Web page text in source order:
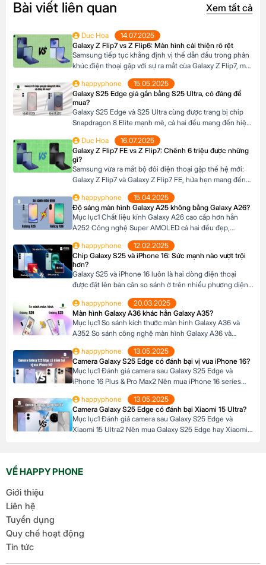
Bài viết liên quan Xem tất cả
Duc Hoa
14.07.2025
Galaxy Z Flip7 vs Z Flip6: Màn hình cải thiện rõ rệt
Samsung tiếp tục khẳng định vị thế dẫn đầu trong phân
khúc điện thoại gập với sự ra mắt của Galaxy Z Flip7, một
bản nâng cấp đáng chú ý so với người tiền nhiệm Galaxy
Z Flip6. Nhưng liệu những cải tiến trên Z Flip7 có thực
sự đáng để bạn nâng cấp? Hãy […]
happyphone
15.05.2025
Galaxy S25 Edge giá gần bằng S25 Ultra, có đáng để
mua?
Galaxy S25 Edge và S25 Ultra cùng được trang bị chip
Snapdragon 8 Elite mạnh mẽ, cả hai đều mang đến hiệu
năng vượt trội, thiết kế cao cấp và công nghệ hàng đầu.
Tuy nhiên, mỗi phiên bản lại có những điểm khác biệt
riêng về thiết kế, camera, màn hình và giá bán […]
Duc Hoa
16.07.2025
Galaxy Z Flip7 FE vs Z Flip7: Chênh 6 triệu được những
gì?
Samsung vừa ra mắt bộ đôi điện thoại gập thế hệ mới:
Galaxy Z Flip7 và Galaxy Z Flip7 FE, hứa hẹn mang đến
trải nghiệm công nghệ đỉnh cao trong thiết kế nhỏ gọn.
Với mức giá chênh lệch khoảng 6 triệu đồng giữa hai
phiên bản, nhiều người dùng đang băn khoăn liệu […]
happyphone
15.04.2025
Độ sáng màn hình Galaxy A25 không bằng Galaxy A26?
Mục lục1 Chất liệu kính Galaxy A26 cao cấp hơn hẳn
A252 Công nghệ Super AMOLED cả hai đều đẹp,
nhưng…3 Kích thước màn hình A26 rộng hơn4 Tần số
quét 120Hz5 Độ sáng tối đa Galaxy A26 vượt trội hơn6
Độ phân giải, độ sâu màu7 Hỗ trợ HDR là điểm yếu
chung8 Nên […]
happyphone
12.02.2025
Chip Galaxy S25 và iPhone 16: Sức mạnh nào vượt trội
hơn?
Galaxy S25 và iPhone 16 luôn là hai dòng điện thoại
được đặt lên bàn cân so sánh ở trên nhiều phương diện
sánh hai con chip Snapdragon 8 Elite và Apple A18 trên
hai dòng điện thoại này với nhau. Mục lục1 […]
happyphone
20.03.2025
Màn hình Galaxy A36 khác hẳn Galaxy A35?
Mục lục1 So sánh kích thước màn hình Galaxy A36 và
A352 So sánh công nghệ màn hình Galaxy A36 và
giải2.2 So sánh độ sáng màn hình 3 Màn hình Galaxy
A36 có tốt hơn Galaxy A35? So sánh kích thước màn
hình Galaxy A36 […]
happyphone
13.05.2025
Camera Galaxy S25 Edge có đánh bại vị vua iPhone 16?
Mục lục1 Đánh giá camera sau Galaxy S25 Edge và
iPhone 16 Plus & Pro Max2 Nên mua iPhone 16 series
S25 Edge và iPhone 16 Plus & Pro Max Đánh giá camera
sau Galaxy S25 Edge và iPhone 16 Plus & Pro Max 1.
Camera […]
happyphone
13.05.2025
Camera Galaxy S25 Edge có đánh bại Xiaomi 15 Ultra?
Mục lục1 Đánh giá camera sau Galaxy S25 Edge và
Xiaomi 15 Ultra2 Nên mua Galaxy S25 Edge hay Xiaomi
Edge và Xiaomi […]
VỀ HAPPY PHONE
Giới thiệu
Liên hệ
Tuyển dụng
Quy chế hoạt động
Tin tức